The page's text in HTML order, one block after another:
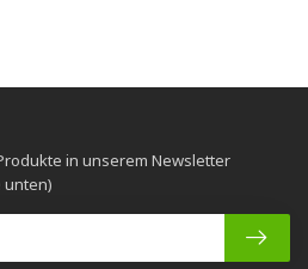
in unserem Newsletter
unten)